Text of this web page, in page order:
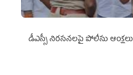
డీఎస్సీ నిరసనలపై పోలీసు ఆంక్షలు